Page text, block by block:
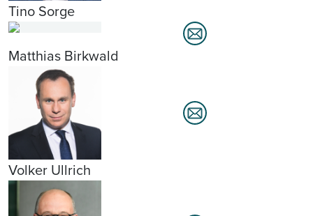
Tino Sorge
Matthias Birkwald
Volker Ullrich